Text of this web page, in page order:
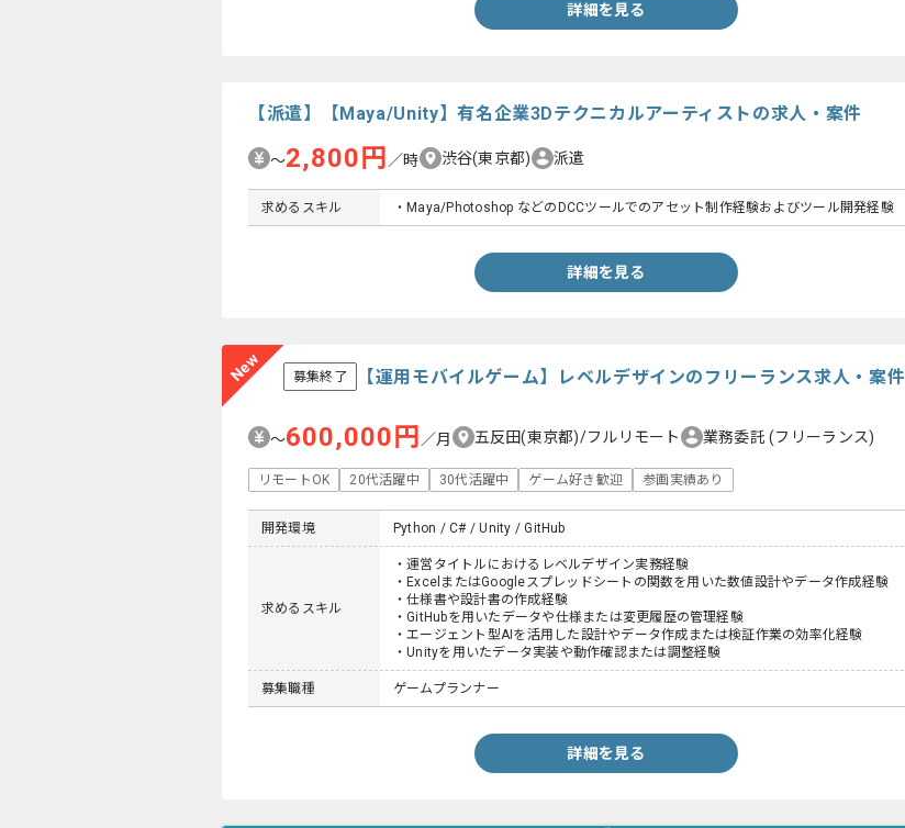
詳細を見る
【派遣】【Maya/Unity】有名企業3Dテクニカルアーティストの求人・案件
〜2,800円／時 渋谷(東京都) 派遣
求めるスキル ・Maya/Photoshop などのDCCツールでのアセット制作経験およびツール開発経験
詳細を見る
New 募集終了 【運用モバイルゲーム】レベルデザインのフリーランス求人・案件
〜600,000円 ／月 五反田(東京都)/フルリモート 業務委託(フリーランス)
リモートOK 20代活躍中 30代活躍中 ゲーム好き歓迎 参画実績あり
開発環境 Python / C# / Unity / GitHub
求めるスキル
・運営タイトルにおけるレベルデザイン実務経験
・ExcelまたはGoogleスプレッドシートの関数を用いた数値設計やデータ作成経験
・仕様書や設計書の作成経験
・GitHubを用いたデータや仕様または変更履歴の管理経験
・エージェント型AIを活用した設計やデータ作成または検証作業の効率化経験
・Unityを用いたデータ実装や動作確認または調整経験
募集職種 ゲームプランナー
詳細を見る